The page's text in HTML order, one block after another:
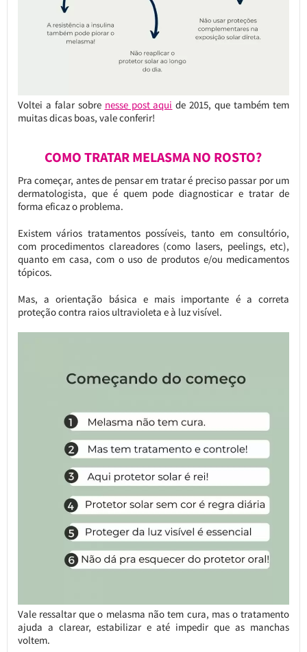
Voltei a falar sobre nesse post aqui de 2015, que também tem
muitas dicas boas, vale conferir!
COMO TRATAR MELASMA NO ROSTO?
Pra começar, antes de pensar em tratar é preciso passar por um
dermatologista, que é quem pode diagnosticar e tratar de
forma eficaz o problema.
Existem vários tratamentos possíveis, tanto em consultório,
com procedimentos clareadores (como lasers, peelings, etc),
quanto em casa, com o uso de produtos e/ou medicamentos
tópicos.
Mas, a orientação básica e mais importante é a correta
proteção contra raios ultravioleta e à luz visível.
Vale ressaltar que o melasma não tem cura, mas o tratamento
ajuda a clarear, estabilizar e até impedir que as manchas
voltem.